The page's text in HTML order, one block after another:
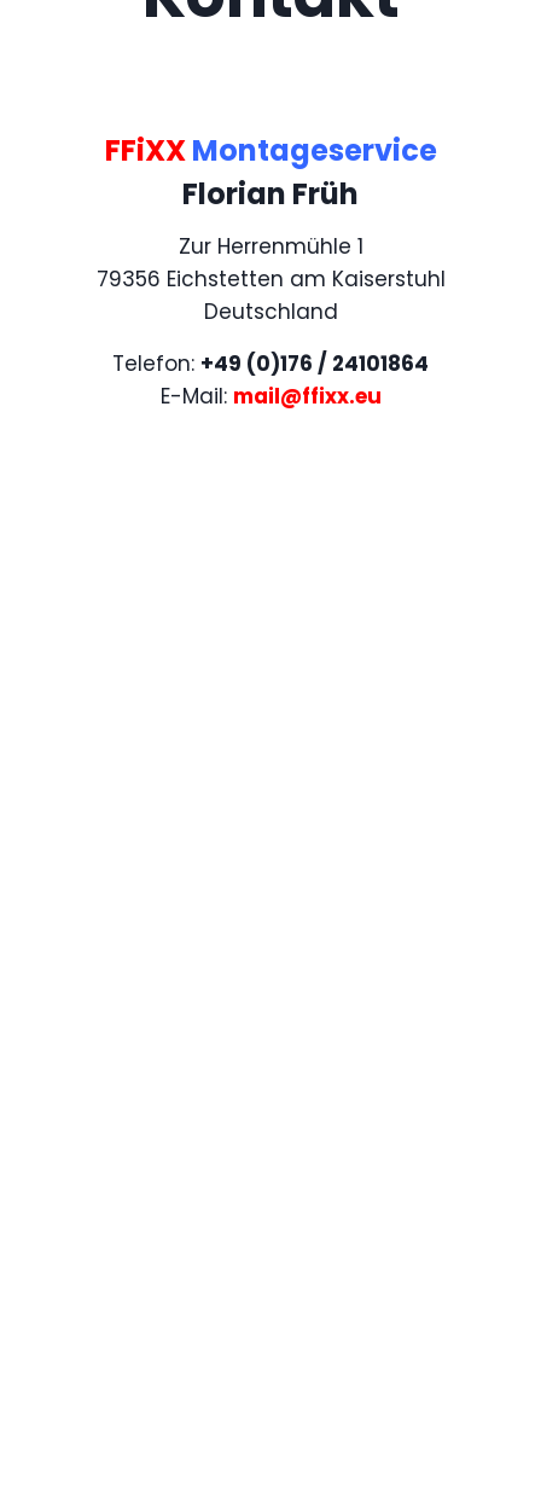
FFiXXMontageservice
Florian Früh
Zur Herrenmühle 1
79356 Eichstetten am Kaiserstuhl
Deutschland
Telefon: +49 (0)176 / 24101864
E-Mail: mail@ffixx.eu